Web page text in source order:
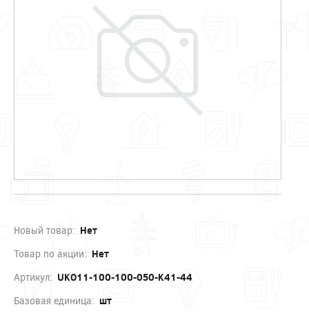
Новый товар: Нет
Товар по акции: Нет
Артикул: UKO11-100-100-050-K41-44
Базовая единица: шт